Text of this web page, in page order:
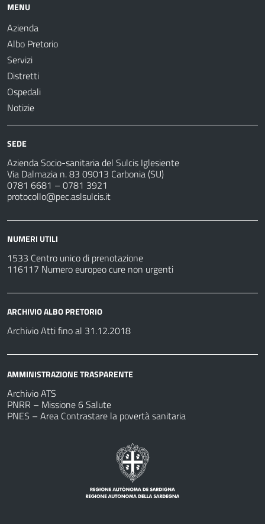
MENU
Azienda
Albo Pretorio
Servizi
Distretti
Ospedali
Notizie
SEDE
Azienda Socio-sanitaria del Sulcis Iglesiente
Via Dalmazia n. 83 09013 Carbonia (SU)
0781 6681 – 0781 3921
protocollo@pec.aslsulcis.it
NUMERI UTILI
1533 Centro unico di prenotazione
116117 Numero europeo cure non urgenti
ARCHIVIO ALBO PRETORIO
Archivio Atti fino al 31.12.2018
AMMINISTRAZIONE TRASPARENTE
Archivio ATS
PNRR – Missione 6 Salute
PNES – Area Contrastare la povertà sanitaria